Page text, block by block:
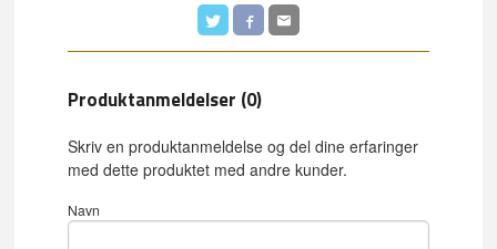
Produktanmeldelser (0)
Skriv en produktanmeldelse og del dine erfaringer
med dette produktet med andre kunder.
Navn